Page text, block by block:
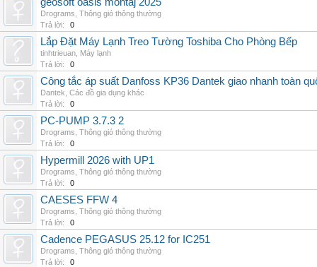
Drograms Thông gió thông thường
Trả lời:
0
Lắp Đặt Máy Lạnh Treo Tường Toshiba Cho Phòng Bếp
tinhtrieuan Máy lạnh
Trả lời:
0
Công tắc áp suất Danfoss KP36 Dantek giao nhanh toàn
Dantek Các đồ gia dụng khác
Trả lời:
0
PC-PUMP 3.7.3 2
Drograms Thông gió thông thường
Trả lời:
0
Hypermill 2026 with UP1
Drograms Thông gió thông thường
Trả lời:
0
CAESES FFW 4
Drograms Thông gió thông thường
Trả lời:
0
Cadence PEGASUS 25.12 for IC251
Drograms Thông gió thông thường
Trả lời:
0